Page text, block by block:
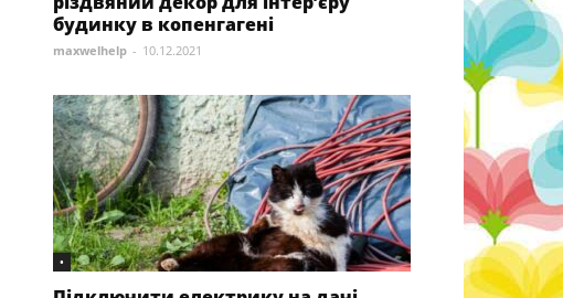
будинку в копенгагені
maxwelhelp - 10.12.2021
•